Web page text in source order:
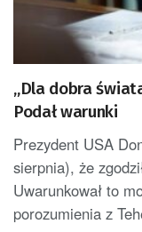
„Dla dobra
Podał warunki
Prezydent USA
sierpnia), że
Uwarunkował to
porozumienia z